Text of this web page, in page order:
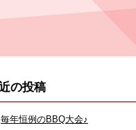
の投稿
毎年恒例のBBQ大会♪